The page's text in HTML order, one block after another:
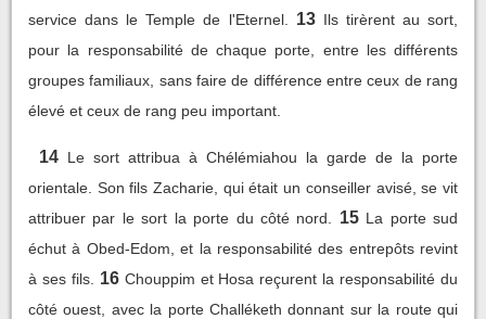
service dans le Temple de l'Eternel.
13 Ils tirèrent au sort,
pour la responsabilité de chaque porte, entre les différents
groupes familiaux, sans faire de différence entre ceux de rang
élevé et ceux de rang peu important.
14 Le sort attribua à Chélémiahou la garde de la porte
orientale. Son fils Zacharie, qui était un conseiller avisé, se vit
attribuer par le sort la porte du côté nord.
15 La porte sud
échut à Obed-Edom, et la responsabilité des entrepôts revint
à ses fils.
16 Chouppim et Hosa reçurent la responsabilité du
côté ouest, avec la porte Challéketh donnant sur la route qui